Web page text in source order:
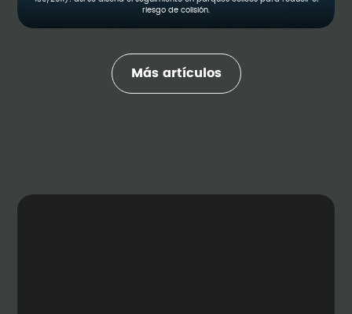
riesgo de colisión.
Más artículos